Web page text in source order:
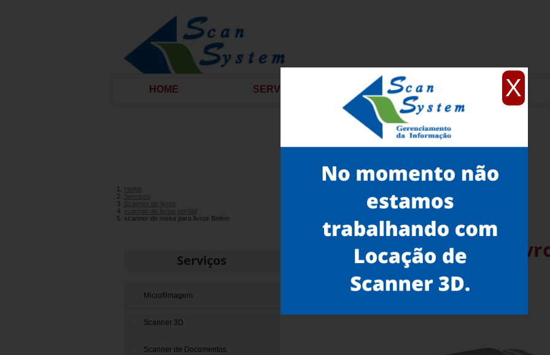
X
HOME SERVIÇOS CONTATO
Home
Serviços
Scanner de livros
scanner de livros portátil
scanner de mesa para livros Belém
Serviços
Microfilmagem
Scanner 3D
Scanner de Documentos
Scanner de Mesa para
Gostou? compartilhe!